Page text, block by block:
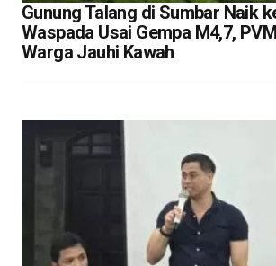
Gunung Talang di Sumbar Naik
Waspada Usai Gempa M4,7,
Warga Jauhi Kawah